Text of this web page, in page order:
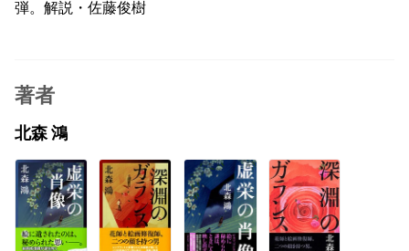
弾。解説・佐藤俊樹
著者
北森 鴻